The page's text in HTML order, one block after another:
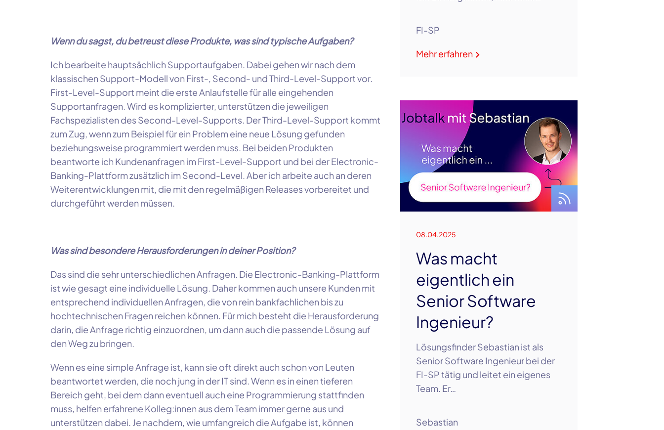
Wenn du sagst, du betreust diese Produkte, was sind typische Aufgaben?
Ich bearbeite hauptsächlich Supportaufgaben. Dabei gehen wir nach dem
klassischen Support-Modell von First-, Second- und Third-Level-Support vor.
First-Level-Support meint die erste Anlaufstelle für alle eingehenden
Supportanfragen. Wird es komplizierter, unterstützen die jeweiligen
Fachspezialisten des Second-Level-Supports. Der Third-Level-Support kommt
zum Zug, wenn zum Beispiel für ein Problem eine neue Lösung gefunden
beziehungsweise programmiert werden muss. Bei beiden Produkten
beantworte ich Kundenanfragen im First-Level-Support und bei der Electronic-
Banking-Plattform zusätzlich im Second-Level. Aber ich arbeite auch an deren
Weiterentwicklungen mit, die mit den regelmäßigen Releases vorbereitet und
durchgeführt werden müssen.
Was sind besondere Herausforderungen in deiner Position?
Das sind die sehr unterschiedlichen Anfragen. Die Electronic-Banking-Plattform
ist wie gesagt eine individuelle Lösung. Daher kommen auch unsere Kunden mit
entsprechend individuellen Anfragen, die von rein bankfachlichen bis zu
hochtechnischen Fragen reichen können. Für mich besteht die Herausforderung
darin, die Anfrage richtig einzuordnen, um dann auch die passende Lösung auf
den Weg zu bringen.
Wenn es eine simple Anfrage ist, kann sie oft direkt auch schon von Leuten
beantwortet werden, die noch jung in der IT sind. Wenn es in einen tieferen
Bereich geht, bei dem dann eventuell auch eine Programmierung stattfinden
muss, helfen erfahrene Kolleg:innen aus dem Team immer gerne aus und
unterstützen dabei. Je nachdem, wie umfangreich die Aufgabe ist, können
FI-SP
Mehr erfahren
08.04.2025
Was macht
eigentlich ein
Senior Software
Ingenieur?
Lösungsfinder Sebastian ist als
Senior Software Ingenieur bei der
FI-SP tätig und leitet ein eigenes
Team. Er…
Sebastian